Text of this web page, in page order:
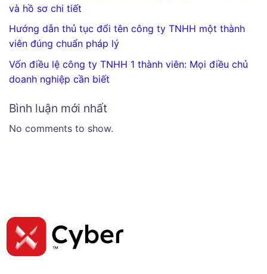
và hồ sơ chi tiết
Hướng dẫn thủ tục đổi tên công ty TNHH một thành
viên đúng chuẩn pháp lý
Vốn điều lệ công ty TNHH 1 thành viên: Mọi điều chủ
doanh nghiệp cần biết
Bình luận mới nhất
No comments to show.